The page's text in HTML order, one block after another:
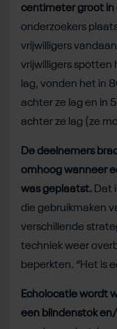
centimeter groot in
onderzoekers
vrijwilligers
vrijwilligers spotten
lag, vonden het in
achter ze lag en in
achter ze lag (ze
De deelnemers
omhoog wanneer
was geplaatst. Dat
die gebruikmaken
verschillende
techniek weer
beperkten. “Het is
Echolocatie wordt
een blindenstok